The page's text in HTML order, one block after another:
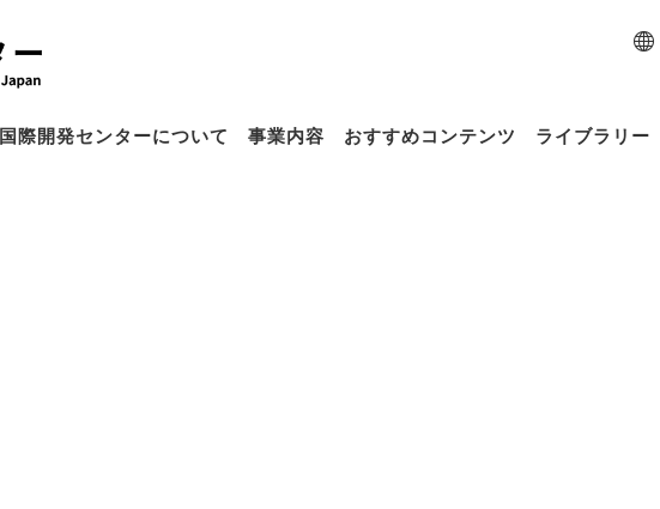
国際開発センターについて 事業内容 おすすめコンテンツ ライブラリー